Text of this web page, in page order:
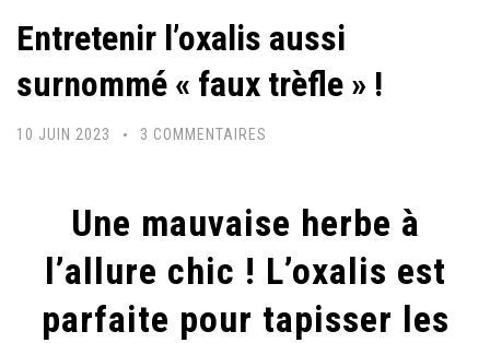
Entretenir l’oxalis aussi
surnommé « faux trèfle » !
10 JUIN 2023 3 COMMENTAIRES
AUSSI
SURNOMMÉ
« FAUX
TRÈFLE »
Une mauvaise herbe à
l’allure chic ! L’oxalis est
parfaite pour tapisser les